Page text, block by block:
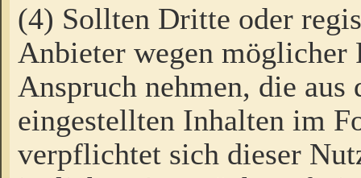
(4) Sollten Dritte oder
Anbieter wegen möglicher
Anspruch nehmen, die
eingestellten Inhalten im
verpflichtet sich dieser